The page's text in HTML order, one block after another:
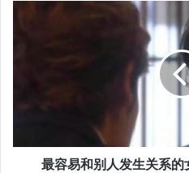
最容易和别人发生关系